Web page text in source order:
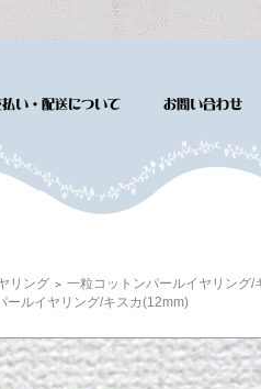
リング ＞ 一粒コットンパールイヤリング/
ールイヤリング/キスカ(12mm)